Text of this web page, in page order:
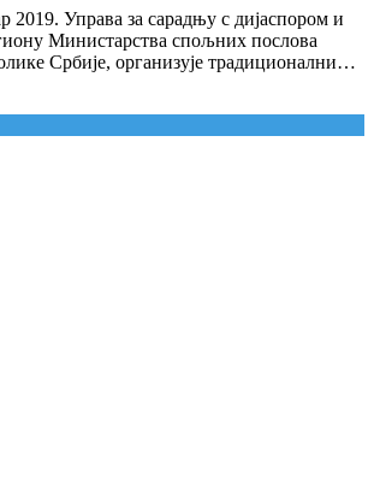
2019. Управа за сарадњу с дијаспором и
Министарства спољних послова
Србије, организује традиционални…